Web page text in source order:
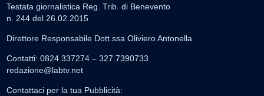
Testata giornalistica Reg. Trib. di Benevento
n. 244 del 26.02.2015
Direttore Responsabile Dott.ssa Oliviero Antonella
Contatti: 0824.337274 – 327.7390733
redazione@labtv.net
Contattaci per la tua Pubblicità: